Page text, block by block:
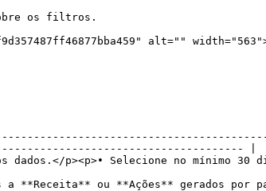
|
p><p>• Selecione no mínimo 30
ou **Ações** gerados por